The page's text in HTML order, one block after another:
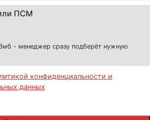
ПСМ
- менеджер сразу подберёт нужную
конфиденциальности и
данных